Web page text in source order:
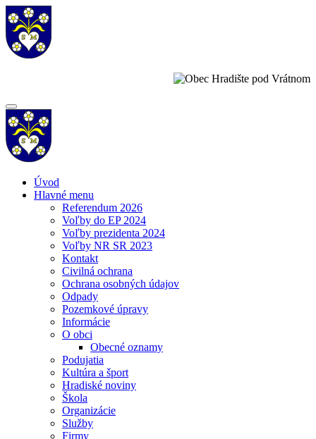
Úvod
Hlavné menu
Referendum 2026
Voľby do EP 2024
Voľby prezidenta 2024
Voľby NR SR 2023
Kontakt
Civilná ochrana
Ochrana osobných údajov
Odpady
Pozemkové úpravy
Informácie
O obci
Obecné oznamy
Podujatia
Kultúra a šport
Hradiské noviny
Škola
Organizácie
Služby
Firmy